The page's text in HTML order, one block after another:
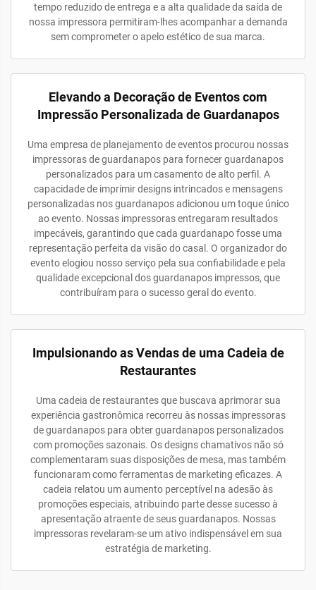
tempo reduzido de entrega e a alta qualidade da saída de
nossa impressora permitiram-lhes acompanhar a demanda
sem comprometer o apelo estético de sua marca.
Elevando a Decoração de Eventos com
Impressão Personalizada de Guardanapos
Uma empresa de planejamento de eventos procurou nossas
impressoras de guardanapos para fornecer guardanapos
personalizados para um casamento de alto perfil. A
capacidade de imprimir designs intrincados e mensagens
personalizadas nos guardanapos adicionou um toque único
ao evento. Nossas impressoras entregaram resultados
impecáveis, garantindo que cada guardanapo fosse uma
representação perfeita da visão do casal. O organizador do
evento elogiou nosso serviço pela sua confiabilidade e pela
qualidade excepcional dos guardanapos impressos, que
contribuíram para o sucesso geral do evento.
Impulsionando as Vendas de uma Cadeia de
Restaurantes
Uma cadeia de restaurantes que buscava aprimorar sua
experiência gastronômica recorreu às nossas impressoras
de guardanapos para obter guardanapos personalizados
com promoções sazonais. Os designs chamativos não só
complementaram suas disposições de mesa, mas também
funcionaram como ferramentas de marketing eficazes. A
cadeia relatou um aumento perceptível na adesão às
promoções especiais, atribuindo parte desse sucesso à
apresentação atraente de seus guardanapos. Nossas
impressoras revelaram-se um ativo indispensável em sua
estratégia de marketing.